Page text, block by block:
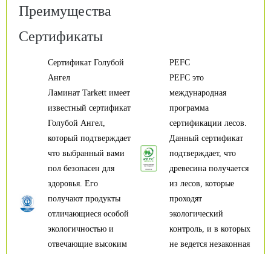
Преимущества
Сертификаты
Сертификат Голубой
Ангел
Ламинат Tarkett имеет
известный сертификат
Голубой Ангел,
который подтверждает
что выбранный вами
пол безопасен для
здоровья. Его
получают продукты
отличающиеся особой
экологичностью и
отвечающие высоким
PEFC
PEFC это
международная
программа
сертификации лесов.
Данный сертификат
подтверждает, что
древесина получается
из лесов, которые
проходят
экологический
контроль, и в которых
не ведется незаконная